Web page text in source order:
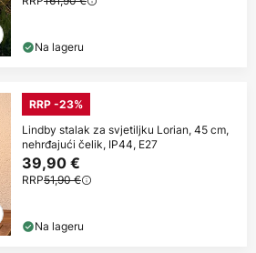
Na lageru
RRP -23%
Lindby stalak za svjetiljku Lorian, 45 cm,
nehrđajući čelik, IP44, E27
39,90 €
RRP51,90 €
Na lageru